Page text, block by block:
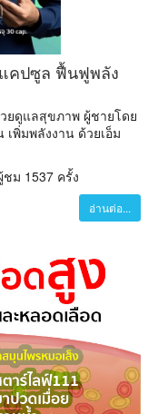
แคปซูล ฟื้นฟูพลัง
ยดูแลสุขภาพ ผู้ชายโดย
เพิ่มพลังงาน ด้วยเอ็ม
ชม 1537 ครั้ง
อ่านต่อ...